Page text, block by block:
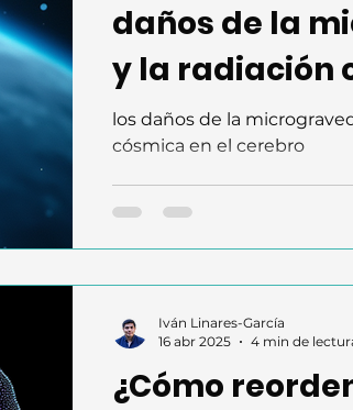
daños de la
y la radiación
cerebro
los daños de la
cósmica en el cerebro
¿Cómo
Iván Linares-García
16 abr 2025
4 min de